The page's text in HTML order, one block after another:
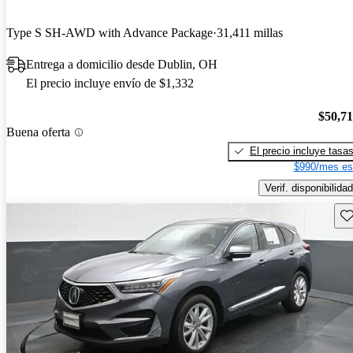
Type S SH-AWD with Advance Package 31,411 millas
Entrega a domicilio desde Dublin, OH
El precio incluye envío de $1,332
Buena oferta
El precio incluye tasas
$990/mes
Verif. disponibilidad